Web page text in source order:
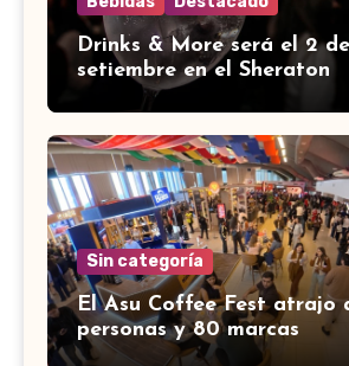
Drinks & More será el 2 de
setiembre en el Sheraton
Sin categoría
El Asu Coffee Fest atrajo
personas y 80 marcas